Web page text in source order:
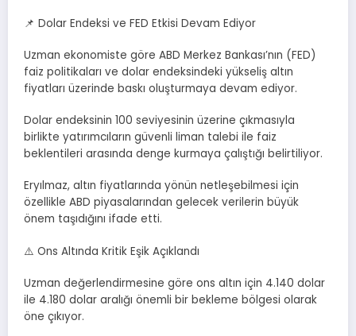
📌 Dolar Endeksi ve FED Etkisi Devam Ediyor
Uzman ekonomiste göre ABD Merkez Bankası’nın (FED)
faiz politikaları ve dolar endeksindeki yükseliş altın
fiyatları üzerinde baskı oluşturmaya devam ediyor.
Dolar endeksinin 100 seviyesinin üzerine çıkmasıyla
birlikte yatırımcıların güvenli liman talebi ile faiz
beklentileri arasında denge kurmaya çalıştığı belirtiliyor.
Eryılmaz, altın fiyatlarında yönün netleşebilmesi için
özellikle ABD piyasalarından gelecek verilerin büyük
önem taşıdığını ifade etti.
⚠️ Ons Altında Kritik Eşik Açıklandı
Uzman değerlendirmesine göre ons altın için 4.140 dolar
ile 4.180 dolar aralığı önemli bir bekleme bölgesi olarak
öne çıkıyor.